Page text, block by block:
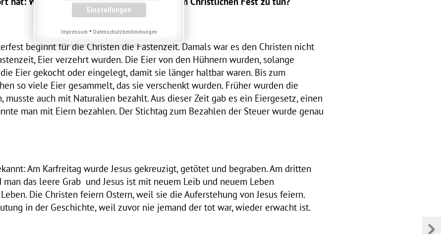
beginnt für die Christen die Fastenzeit. Damals war es den Christen nicht
Eier verzehrt wurden. Die Eier von den Hühnern wurden, solange
Eier gekocht oder eingelegt, damit sie länger haltbar waren. Bis zum
so viele Eier gesammelt, das sie verschenkt wurden. Früher wurden die
musste auch mit Naturalien bezahlt. Aus dieser Zeit gab es ein Eiergesetz, einen
man mit Eiern bezahlen. Der Stichtag zum Bezahlen der Steuer wurde genau
Am Karfreitag wurde Jesus gekreuzigt, getötet und begraben. Am dritten
man das leere Grab und Jesus ist mit neuem Leib und neuem Leben
Die Christen feiern Ostern, weil sie die Auferstehung von Jesus feiern.
in der Geschichte, weil zuvor nie jemand der tot war, wieder erwacht ist.
Impressum • Datenschutzbestimmungen